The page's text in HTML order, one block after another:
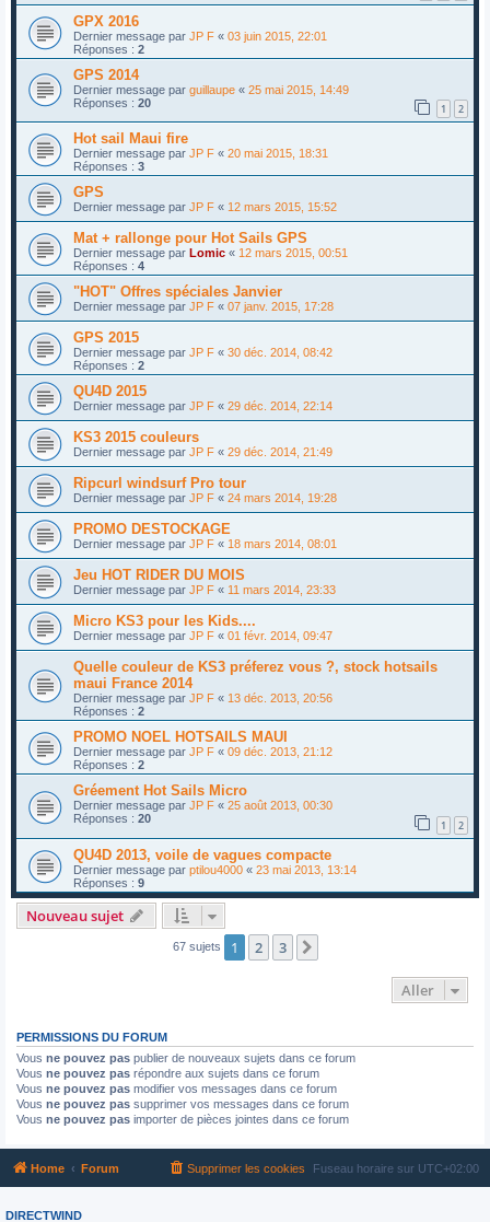
GPX 2016
Dernier message par JP F « 03 juin 2015, 22:01
Réponses : 2
GPS 2014
Dernier message par guillaupe « 25 mai 2015, 14:49
Réponses : 20 1 2
Hot sail Maui fire
Dernier message par JP F « 20 mai 2015, 18:31
Réponses : 3
GPS
Dernier message par JP F « 12 mars 2015, 15:52
Mat + rallonge pour Hot Sails GPS
Dernier message par Lomic « 12 mars 2015, 00:51
Réponses : 4
"HOT" Offres spéciales Janvier
Dernier message par JP F « 07 janv. 2015, 17:28
GPS 2015
Dernier message par JP F « 30 déc. 2014, 08:42
Réponses : 2
QU4D 2015
Dernier message par JP F « 29 déc. 2014, 22:14
KS3 2015 couleurs
Dernier message par JP F « 29 déc. 2014, 21:49
Ripcurl windsurf Pro tour
Dernier message par JP F « 24 mars 2014, 19:28
PROMO DESTOCKAGE
Dernier message par JP F « 18 mars 2014, 08:01
Jeu HOT RIDER DU MOIS
Dernier message par JP F « 11 mars 2014, 23:33
Micro KS3 pour les Kids....
Dernier message par JP F « 01 févr. 2014, 09:47
Quelle couleur de KS3 préferez vous ?, stock hotsails
maui France 2014
Dernier message par JP F « 13 déc. 2013, 20:56
Réponses : 2
PROMO NOEL HOTSAILS MAUI
Dernier message par JP F « 09 déc. 2013, 21:12
Réponses : 2
Gréement Hot Sails Micro
Dernier message par JP F « 25 août 2013, 00:30
Réponses : 20 1 2
QU4D 2013, voile de vagues compacte
Dernier message par ptilou4000 « 23 mai 2013, 13:14
Réponses : 9
Nouveau sujet
67 sujets 1 2 3
Aller
PERMISSIONS DU FORUM
Vous ne pouvez pas publier de nouveaux sujets dans ce forum
Vous ne pouvez pas répondre aux sujets dans ce forum
Vous ne pouvez pas modifier vos messages dans ce forum
Vous ne pouvez pas supprimer vos messages dans ce forum
Vous ne pouvez pas importer de pièces jointes dans ce forum
Home Forum Fuseau horaire sur UTC+02:00
Supprimer les cookies
DIRECTWIND